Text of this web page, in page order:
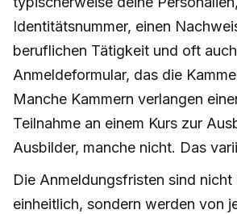
Identitätsnummer, einen
beruflichen Tätigkeit und oft
Anmeldeformular, das die
Manche Kammern verlangen
Teilnahme an einem Kurs zur
Ausbilder, manche nicht. Das
Die Anmeldungsfristen sind
einheitlich, sondern werden von